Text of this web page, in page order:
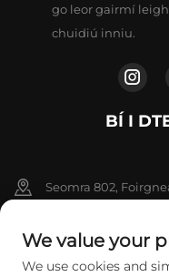
go leor gairmí
chuidiú inniu.
BÍ I
Seomra 802,
+86-13911459627
We value your
We use cookies and